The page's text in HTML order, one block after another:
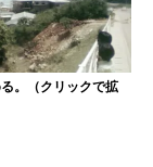
。（クリックで拡